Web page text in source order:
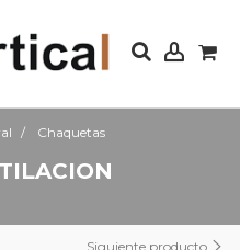
Chaquetas
Siguiente producto